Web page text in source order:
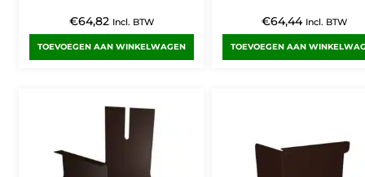
€64,82 Incl. BTW
TOEVOEGEN AAN WINKELWAGEN
€64,44 Incl. BTW
TOEVOEGEN AAN